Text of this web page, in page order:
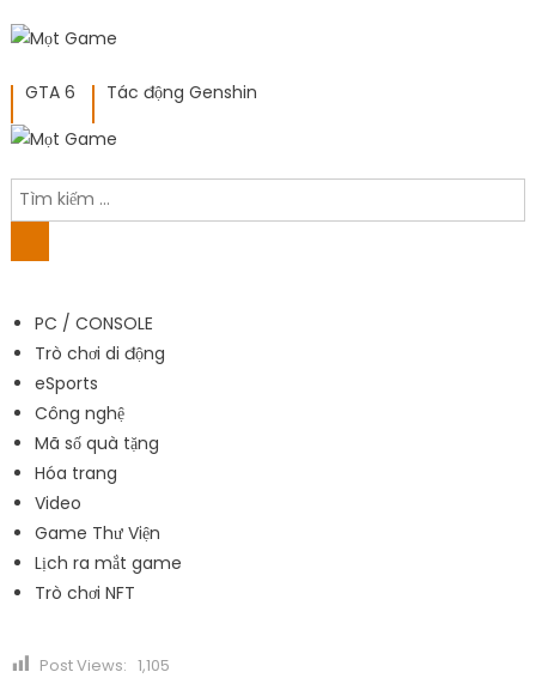
GTA 6 Tác động Genshin
PC / CONSOLE
Trò chơi di động
eSports
Công nghệ
Mã số quà tặng
Hóa trang
Video
Game Thư Viện
Lịch ra mắt game
Trò chơi NFT
Post Views: 1,105